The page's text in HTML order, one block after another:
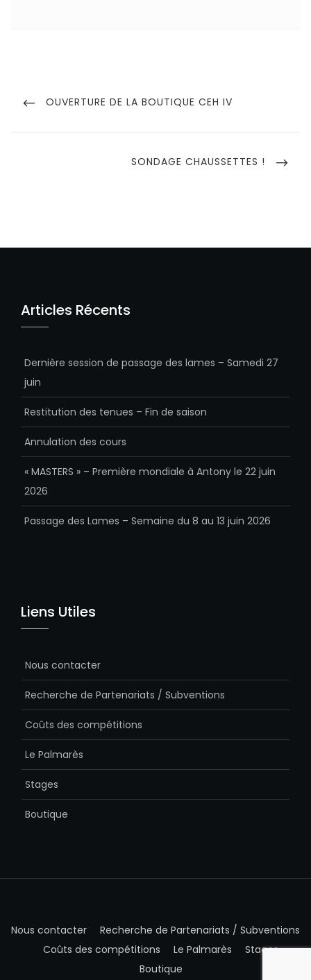
de
PREVIOUS
OUVERTURE DE LA BOUTIQUE CEH IV
NEXT
SONDAGE CHAUSSETTES !
Articles Récents
Dernière session de passage des lames – Samedi 27
juin
Restitution des tenues – Fin de saison
Annulation des cours
« MASTERS » – Première mondiale à Antony le 22 juin
2026
Passage des Lames – Semaine du 8 au 13 juin 2026
Liens Utiles
Nous contacter
Recherche de Partenariats / Subventions
Coûts des compétitions
Le Palmarès
Stages
Boutique
Nous contacter
Recherche de Partenariats / Subventions
Coûts des compétitions
Le Palmarès
Stages
Boutique